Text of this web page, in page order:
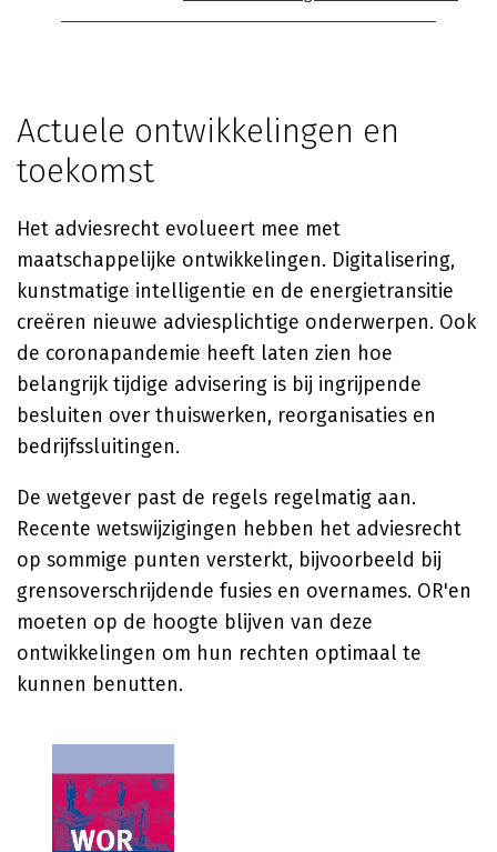
Actuele ontwikkelingen en
toekomst
Het adviesrecht evolueert mee met
maatschappelijke ontwikkelingen. Digitalisering,
kunstmatige intelligentie en de energietransitie
creëren nieuwe adviesplichtige onderwerpen. Ook
de coronapandemie heeft laten zien hoe
belangrijk tijdige advisering is bij ingrijpende
besluiten over thuiswerken, reorganisaties en
bedrijfssluitingen.
De wetgever past de regels regelmatig aan.
Recente wetswijzigingen hebben het adviesrecht
op sommige punten versterkt, bijvoorbeeld bij
grensoverschrijdende fusies en overnames. OR'en
moeten op de hoogte blijven van deze
ontwikkelingen om hun rechten optimaal te
kunnen benutten.